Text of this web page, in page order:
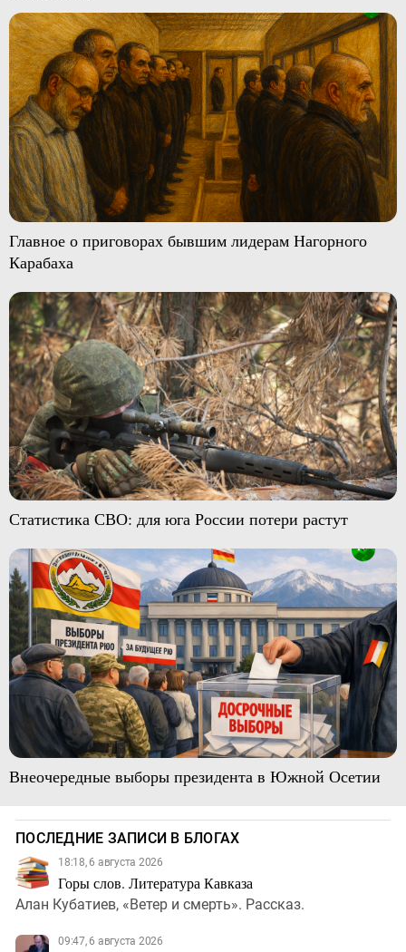
Главное о приговорах бывшим лидерам Нагорного
Карабаха
Статистика СВО: для юга России потери растут
Внеочередные выборы президента в Южной Осетии
ПОСЛЕДНИЕ ЗАПИСИ В БЛОГАХ
18:18, 6 августа 2026
Горы слов. Литература Кавказа
Алан Кубатиев, «Ветер и смерть». Рассказ.
09:47, 6 августа 2026